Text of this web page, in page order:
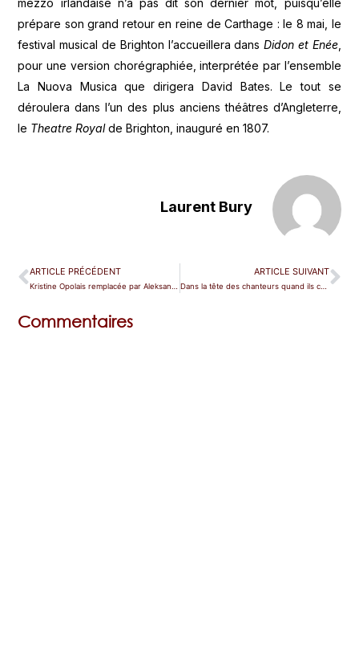
mezzo irlandaise n’a pas dit son dernier mot, puisqu’elle
prépare son grand retour en reine de Carthage : le 8 mai, le
festival musical de Brighton l’accueillera dansDidon et Enée,
pour une version chorégraphiée, interprétée par l’ensemble
La Nuova Musica que dirigera David Bates. Le tout se
déroulera dans l’un des plus anciens théâtres d’Angleterre,
le Theatre Royalde Brighton, inauguré en 1807.
Laurent Bury
ARTICLE PRÉCÉDENT ARTICLE SUIVANT
Dans la tête des chanteurs quand ils chantent
Commentaires